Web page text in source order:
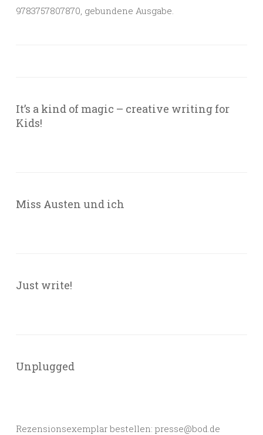
9783757807870, gebundene Ausgabe.
It’s a kind of magic – creative writing for
Kids!
Miss Austen und ich
Just write!
Unplugged
Rezensionsexemplar bestellen: presse@bod.de